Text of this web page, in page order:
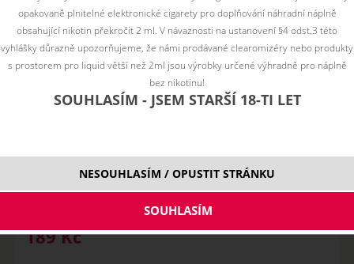
189Kč
opakovaně plnitelné elektronické cigarety pro doplňování náhradní náplně
obsahující nikotin překročit 2 ml. V návaznosti na ustanovení §4 odst.3 této
vyhlášky důrazně upozorňujeme, že námi prodávané clearomizéry nebo produkty
s prostorem pro liquid větší než 2ml jsou výrobky určené výhradně pro náplně
bez nikotinu!
SOUHLASÍM - JSEM STARŠÍ 18-TI LET
NESOUHLASÍM / OPUSTIT STRÁNKU